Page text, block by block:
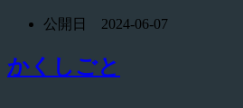
公開日 2024-06-07
かくしごと